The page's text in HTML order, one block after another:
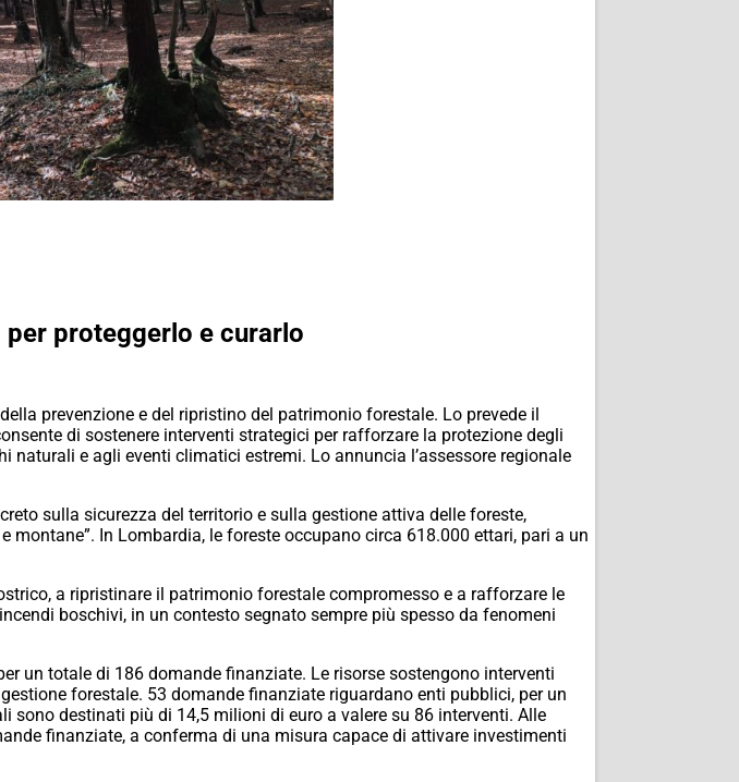
per proteggerlo e curarlo
prevenzione e del ripristino del patrimonio forestale. Lo prevede il
di sostenere interventi strategici per rafforzare la protezione degli
e agli eventi climatici estremi. Lo annuncia l’assessore regionale
sulla sicurezza del territorio e sulla gestione attiva delle foreste,
In Lombardia, le foreste occupano circa 618.000 ettari, pari a un
a ripristinare il patrimonio forestale compromesso e a rafforzare le
boschivi, in un contesto segnato sempre più spesso da fenomeni
un totale di 186 domande finanziate. Le risorse sostengono interventi
forestale. 53 domande finanziate riguardano enti pubblici, per un
destinati più di 14,5 milioni di euro a valere su 86 interventi. Alle
finanziate, a conferma di una misura capace di attivare investimenti